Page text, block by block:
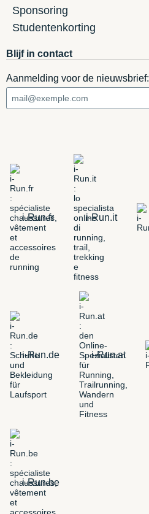
Sponsoring
Studentenkorting
Blijf in contact
Aanmelding voor de nieuwsbrief:
i-Run.fr i-Run.it
i-Run.de i-Run.at
i-Run.be